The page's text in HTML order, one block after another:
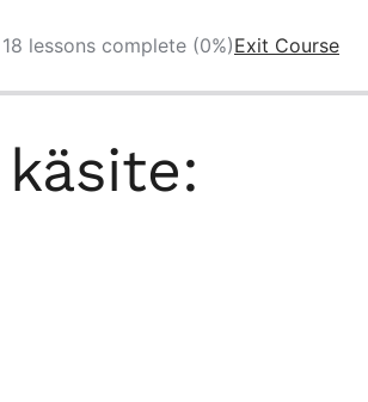
lessons complete (0%)Exit Course